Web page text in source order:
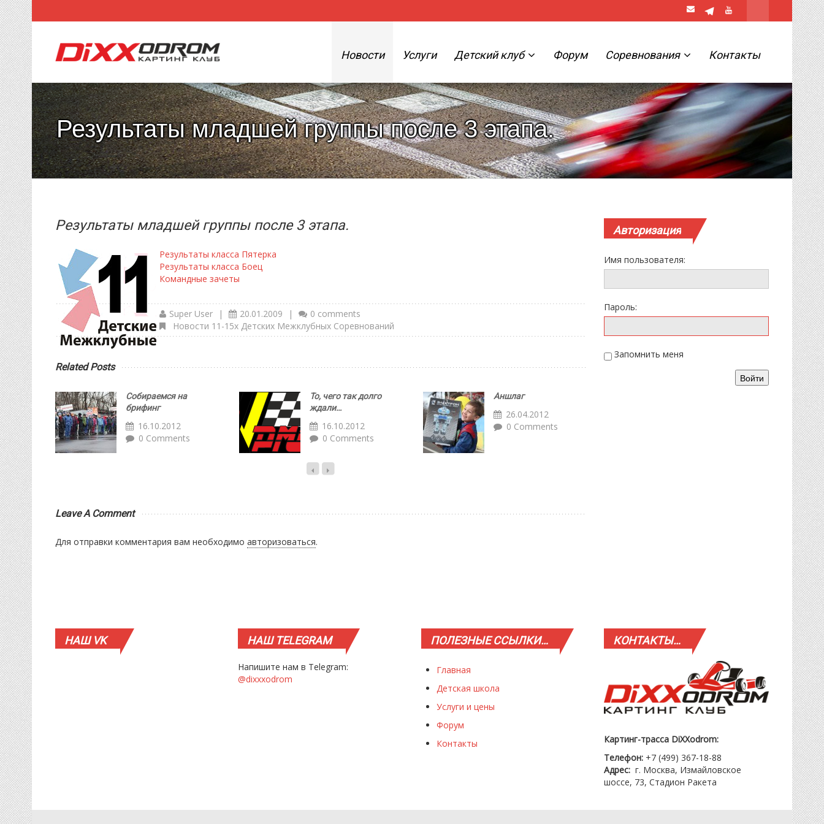
Новости Услуги Детский клуб Форум Соревнования Контакты
Результаты младшей группы после 3 этапа.
Результаты младшей группы после 3 этапа.
Результаты класса Пятерка
Результаты класса Боец
Командные зачеты
Super User | 20.01.2009 |
0 comments
Новости 11-15х Детских Межклубных Соревнований
Related Posts
Собираемся на
брифинг
16.10.2012
0 Comments
То, чего так долго
ждали…
16.10.2012
0 Comments
Аншлаг
26.04.2012
0 Comments
Leave A Comment
Для отправки комментария вам необходимо авторизоваться.
Авторизация
Имя пользователя:
Пароль:
Запомнить меня
Войти
НАШVK НАШTELEGRAM
Напишите нам в Telegram:
@dixxxodrom
ПОЛЕЗНЫЕССЫЛКИ…
Главная
Детская школа
Услуги и цены
Форум
Контакты
КОНТАКТЫ…
Картинг-трасса DiXXodrom:
Телефон: +7 (499) 367-18-88
Адрес: г. Москва, Измайловское
шоссе, 73, Стадион Ракета